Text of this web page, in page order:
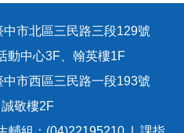
中市北區三民路三段129號
動中心3F、翰英樓1F
中市西區三民路一段193號
敬樓2F